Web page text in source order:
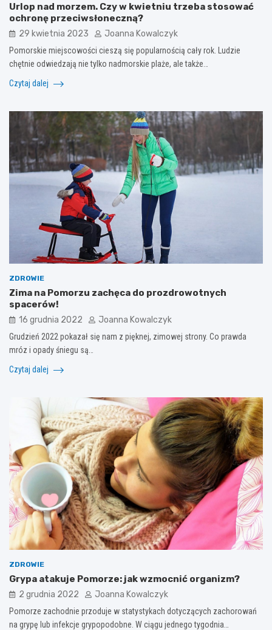
Urlop nad morzem. Czy w kwietniu trzeba stosować
ochronę przeciwsłoneczną?
29 kwietnia 2023 Joanna Kowalczyk
Pomorskie miejscowości cieszą się popularnością cały rok. Ludzie
chętnie odwiedzają nie tylko nadmorskie plaże, ale także…
Czytaj dalej
ZDROWIE
Zima na Pomorzu zachęca do prozdrowotnych
spacerów!
16 grudnia 2022 Joanna Kowalczyk
Grudzień 2022 pokazał się nam z pięknej, zimowej strony. Co prawda
mróz i opady śniegu są…
Czytaj dalej
ZDROWIE
Grypa atakuje Pomorze: jak wzmocnić organizm?
2 grudnia 2022 Joanna Kowalczyk
Pomorze zachodnie przoduje w statystykach dotyczących zachorowań
na grypę lub infekcje grypopodobne. W ciągu jednego tygodnia…